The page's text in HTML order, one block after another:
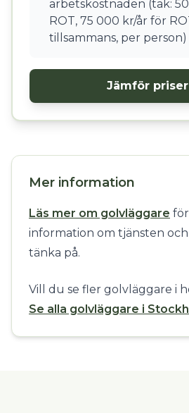
arbetskostnaden (tak:
ROT, 75 000 kr/år för
tillsammans, per person)
Jämför priser
Mer information
Läs mer om golvläggare
information om tjänsten
tänka på.
Vill du se fler golvläggare i
Se alla golvläggare i